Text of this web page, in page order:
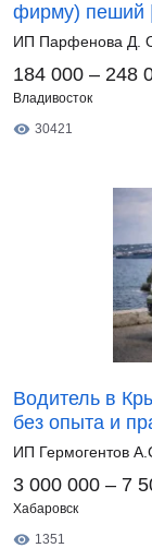
фирму) пеший
ИП Парфенова Д.
184 000 – 248
Владивосток
30421
Водитель в
без опыта и
ИП Гермогентов
3 000 000 – 7
Хабаровск
1351